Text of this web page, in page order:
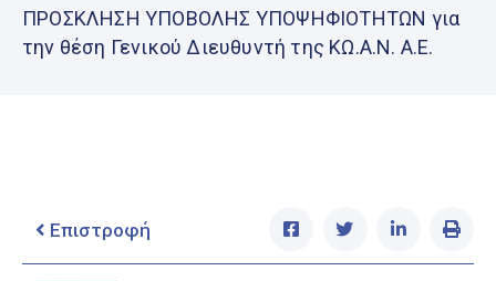
Μητρώο
Εθελοντών
ΠΡΟΣΚΛΗΣΗ ΥΠΟΒΟΛΗΣ ΥΠΟΨΗΦΙΟΤΗΤΩΝ για
την θέση Γενικού Διευθυντή της ΚΩ.Α.Ν. Α.Ε.
Επιστροφή